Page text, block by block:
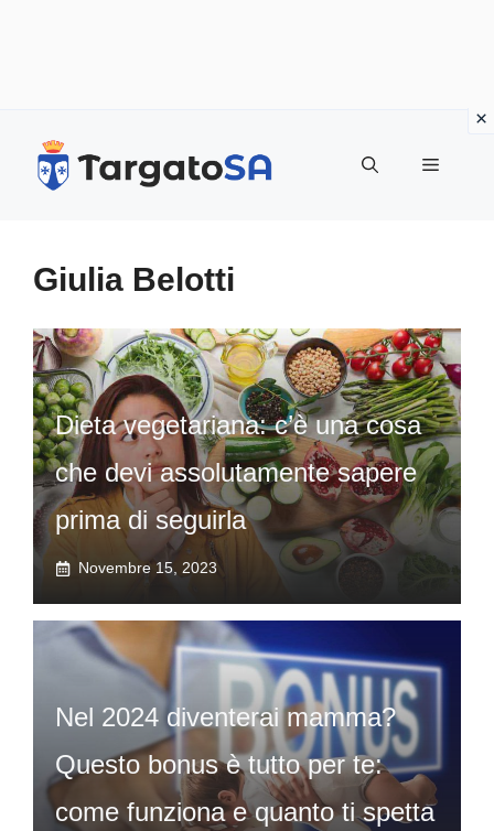
Menu
Giulia Belotti
Dieta vegetariana: c’è una cosa
che devi assolutamente sapere
prima di seguirla
Novembre 15, 2023
Nel 2024 diventerai mamma?
Questo bonus è tutto per te:
come funziona e quanto ti spetta